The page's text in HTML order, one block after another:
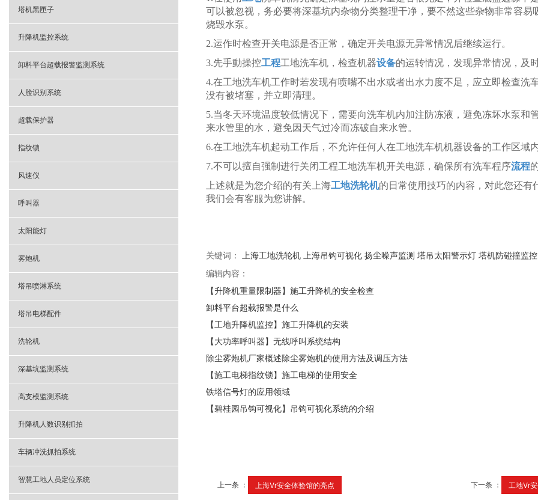
可以被忽视，务必要将深基坑内杂物分类整理干净，要不然这些杂物非常容易
烧毁水泵。
2.运作时检查开关电源是否正常，确定开关电源无异常情况后继续运行。
3.先手動操控工程工地洗车机，检查机器设备的运转情况，发现异常情况，及
4.在工地洗车机工作时若发现有喷嘴不出水或者出水力度不足，应立即检查洗
没有被堵塞，并立即清理。
5.当冬天环境温度较低情况下，需要向洗车机内加注防冻液，避免冻坏水泵和
来水管里的水，避免因天气过冷而冻破自来水管。
6.在工地洗车机起动工作后，不允许任何人在工地洗车机机器设备的工作区域内
7.不可以擅自强制进行关闭工程工地洗车机开关电源，确保所有洗车程序流程
上述就是为您介绍的有关上海工地洗轮机的日常使用技巧的内容，对此您还有
我们会有客服为您讲解。
关键词： 上海工地洗轮机 上海吊钩可视化 扬尘噪声监测 塔吊太阳警示灯 塔机防碰撞监控
编辑内容：
【升降机重量限制器】施工升降机的安全检查
卸料平台超载报警是什么
【工地升降机监控】施工升降机的安装
【大功率呼叫器】无线呼叫系统结构
除尘雾炮机厂家概述除尘雾炮机的使用方法及调压方法
【施工电梯指纹锁】施工电梯的使用安全
铁塔信号灯的应用领域
【碧桂园吊钩可视化】吊钩可视化系统的介绍
上一条 ： 上海Vr安全体验馆的亮点 下一条 ： 工地Vr
塔机黑匣子
升降机监控系统
卸料平台超载报警监测系统
人脸识别系统
超载保护器
指纹锁
风速仪
呼叫器
太阳能灯
雾炮机
塔吊喷淋系统
塔吊电梯配件
洗轮机
深基坑监测系统
高支模监测系统
升降机人数识别抓拍
车辆冲洗抓拍系统
智慧工地人员定位系统